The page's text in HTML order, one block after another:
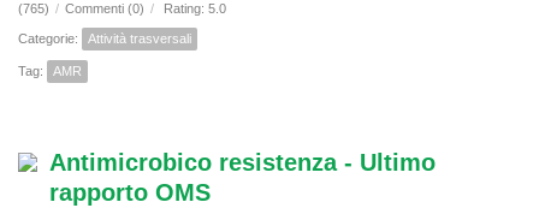
(765) / Commenti (0) / Rating: 5.0
Categorie: Attività trasversali
Tag: AMR
Antimicrobico resistenza - Ultimo
rapporto OMS